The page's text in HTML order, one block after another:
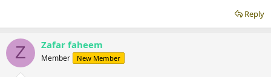
Reply
Z Zafar faheem
Member New Member